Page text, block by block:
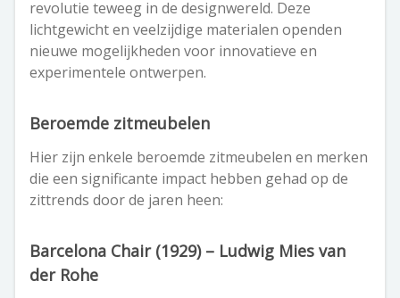
revolutie teweeg in de designwereld. Deze
lichtgewicht en veelzijdige materialen openden
nieuwe mogelijkheden voor innovatieve en
experimentele ontwerpen.
Beroemde zitmeubelen
Hier zijn enkele beroemde zitmeubelen en merken
die een significante impact hebben gehad op de
zittrends door de jaren heen:
Barcelona Chair (1929) – Ludwig Mies van
der Rohe